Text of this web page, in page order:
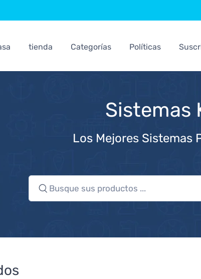
tienda Categorías Políticas
Sistemas
Los Mejores Sistemas